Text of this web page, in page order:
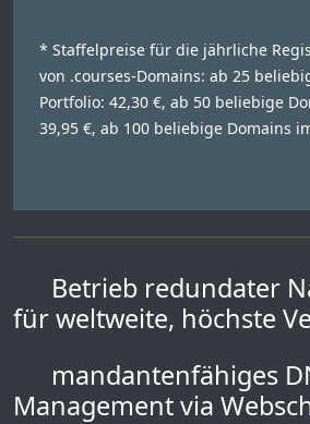
* Staffelpreise für die jährliche
von .courses-Domains: ab 25
Portfolio: 42,30 €, ab 50 beliebige
39,95 €, ab 100 beliebige Domains
Betrieb redundater
für weltweite, höchste
mandantenfähiges
Management via